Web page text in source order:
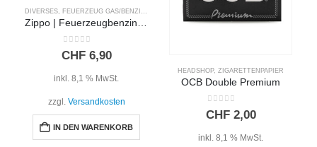
DIVERSES, FEUERZEUG GAS/BENZIN , , ZIPPO ZUBEHÖR
Zippo | Feuerzeugbenzin | 125ml
0out of 5
CHF6,90
inkl. 8,1 % MwSt.
zzgl. Versandkosten
IN DEN WARENKORB
HEADSHOP, ZIGARETTENPAPIER
OCB Double Premium
0out of 5
CHF2,00
inkl. 8,1 % MwSt.